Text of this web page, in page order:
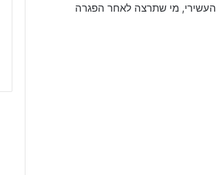
העשירי, מי שתרצה לאחר הפגרה